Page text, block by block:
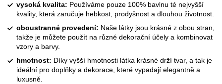
vysoká kvalita: Používáme pouze 100% bavlnu té nejvyšší
kvality, která zaručuje hebkost, prodyšnost a dlouhou životnost.
oboustranné provedení: Naše látky jsou krásné z obou stran,
takže je můžete použít na různé dekorační účely a kombinovat
vzory a barvy.
hmotnost: Díky vyšší hmotnosti látka krásné drží tvar, a tak je
ideální pro doplňky a dekorace, které vypadají elegantně a
luxusně.